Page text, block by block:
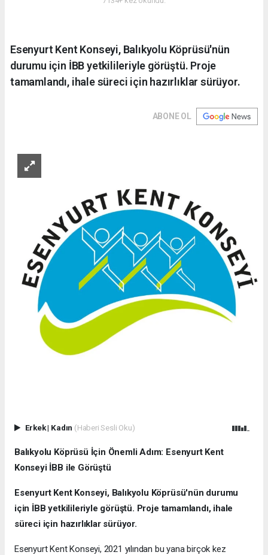
Esenyurt Kent Konseyi, Balıkyolu Köprüsü'nün
durumu için İBB yetkilileriyle görüştü. Proje
tamamlandı, ihale süreci için hazırlıklar sürüyor.
ABONE OL
Erkek| Kadın (Haberi Sesli Oku)
Balıkyolu Köprüsü İçin Önemli Adım: Esenyurt Kent
Konseyi İBB ile Görüştü
Esenyurt Kent Konseyi, Balıkyolu Köprüsü'nün durumu
için İBB yetkilileriyle görüştü. Proje tamamlandı, ihale
süreci için hazırlıklar sürüyor.
Esenyurt Kent Konseyi, 2021 yılından bu yana birçok kez